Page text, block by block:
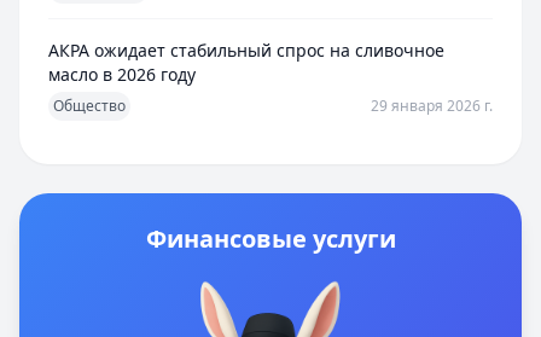
АКРА ожидает стабильный спрос на сливочное
масло в 2026 году
Общество 29 января 2026 г.
Финансовые услуги